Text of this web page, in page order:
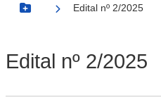
Botão Menu
Edital nº 2/2025
Edital nº 2/2025